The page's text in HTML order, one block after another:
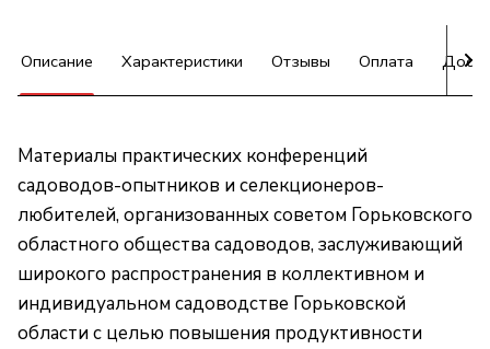
Описание Характеристики Отзывы Оплата
Материалы практических конференций
садоводов-опытников и селекционеров-
любителей, организованных советом Горьковского
областного общества садоводов, заслуживающий
широкого распространения в коллективном и
индивидуальном садоводстве Горьковской
области с целью повышения продуктивности